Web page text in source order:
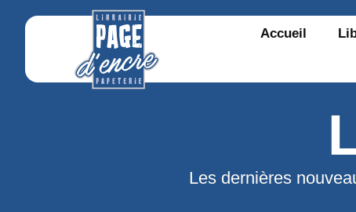
Accueil
Les dernières